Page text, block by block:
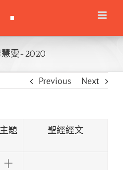
雯-2020
Previous Next
主題 聖經經文
十